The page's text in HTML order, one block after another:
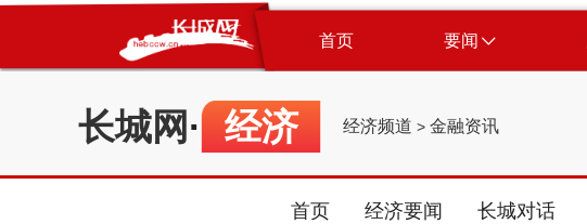
首页 要闻
长城网 · 经济 经济频道 > 金融资讯
首页 经济要闻 长城对话